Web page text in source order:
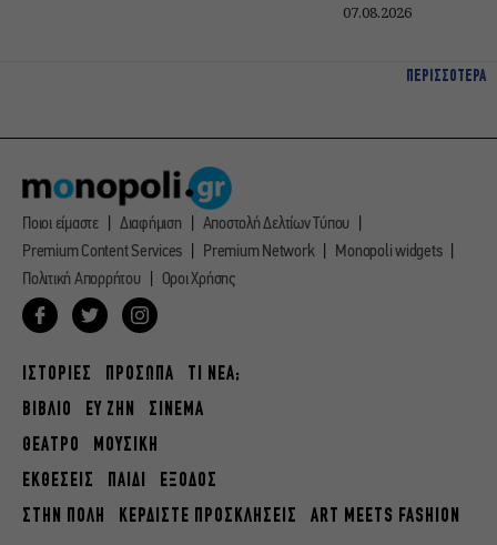
07.08.2026
ΠΕΡΙΣΣΟΤΕΡΑ
Ποιοι είμαστε Διαφήμιση
Αποστολή Δελτίων Τύπου
Premium Content Services
Premium Network
Monopoli widgets
Πολιτική Απορρήτου
Οροι Χρήσης
ΙΣΤΟΡΙΕΣ ΠΡΟΣΩΠΑ
ΤΙ ΝΕΑ;
ΒΙΒΛΙΟ
ΕΥ ΖΗΝ
ΣΙΝΕΜΑ
ΘΕΑΤΡΟ
ΜΟΥΣΙΚΗ
ΕΚΘΕΣΕΙΣ
ΠΑΙΔΙ
ΕΞΟΔΟΣ
ΣΤΗΝ ΠΟΛΗ
ΚΕΡΔΙΣΤΕ ΠΡΟΣΚΛΗΣΕΙΣ ART MEETS FASHION